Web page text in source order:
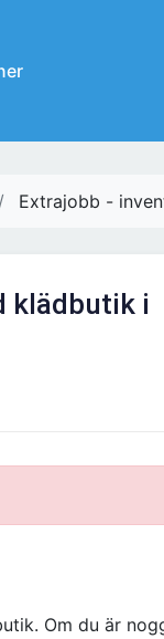
Extrajobb -
klädbutik i
Om du är